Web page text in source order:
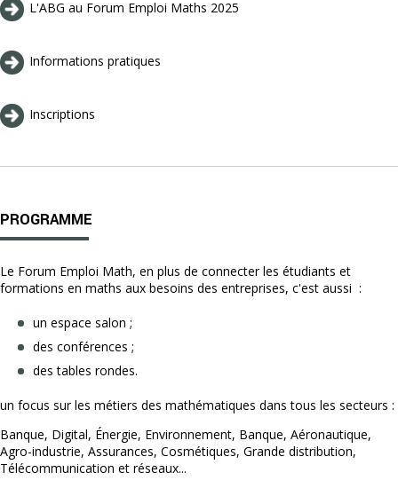
L'ABG au Forum Emploi Maths 2025
Informations pratiques
Inscriptions
PROGRAMME
Le Forum Emploi Math, en plus de connecter les étudiants et
formations en maths aux besoins des entreprises, c'est aussi :
un espace salon ;
des conférences ;
des tables rondes.
un focus sur les métiers des mathématiques dans tous les secteurs :
Banque, Digital, Énergie, Environnement, Banque, Aéronautique,
Agro-industrie, Assurances, Cosmétiques, Grande distribution,
Télécommunication et réseaux...